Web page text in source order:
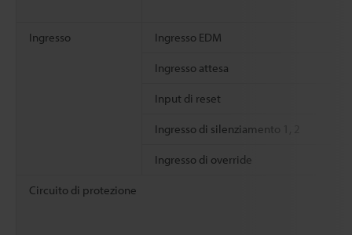
Ingresso Ingresso EDM
Ingresso attesa
Input di reset
Ingresso di silenziamento 1, 2
Ingresso di override
Circuito di protezione